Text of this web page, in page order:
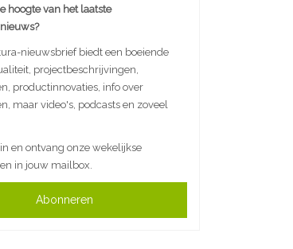
hoogte van het laatste
nieuwsbrief biedt een boeiende
projectbeschrijvingen,
productinnovaties, info over
maar video's, podcasts en zoveel
en ontvang onze wekelijkse
in jouw mailbox.
Abonneren